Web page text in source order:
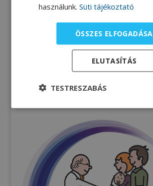
100 g 46 1,1
338 7,7 2262
használunk. Süti tájékoztató
ÖSSZES ELFOGADÁSA
ELUTASÍTÁS
TESTRESZABÁS